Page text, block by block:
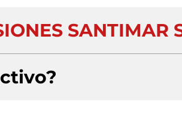
SANTIMAR